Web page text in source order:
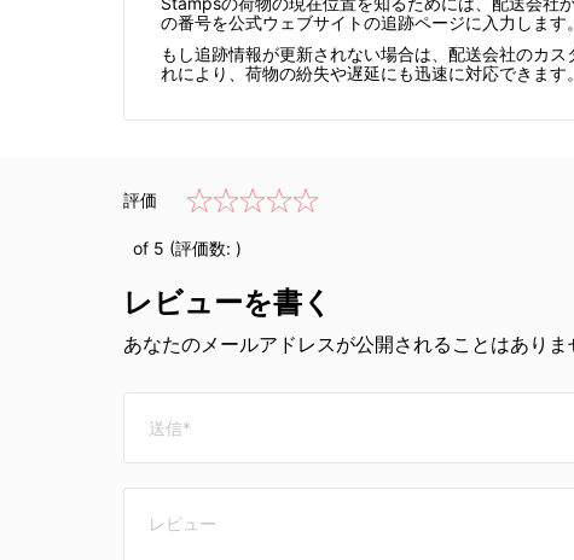
の番号を公式ウェブサイトの追跡ページに入力しま
もし追跡情報が更新されない場合は、配送会社のカ
れにより、荷物の紛失や遅延にも迅速に対応できます。
評価
of 5 (評価数: )
レビューを書く
あなたのメールアドレスが公開されることはあり